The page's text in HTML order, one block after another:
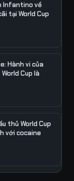
Infantino về
tại World Cup
Hành vi của
Cup là
thủ World Cup
với cocaine